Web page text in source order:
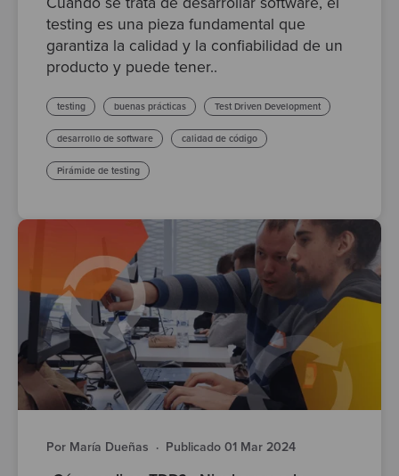
testing es una pieza fundamental que
garantiza la calidad y la confiabilidad de un
producto y puede tener..
testing buenas prácticas Test Driven Development
desarrollo de software calidad de código
Pirámide de testing
Por María Dueñas · Publicado 01 Mar 2024